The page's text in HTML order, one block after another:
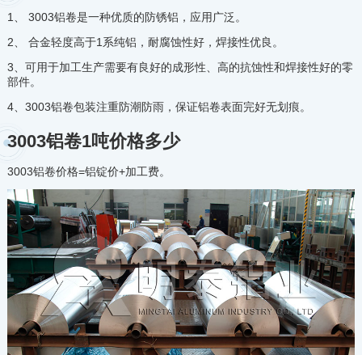
1、 3003铝卷是一种优质的防锈铝，应用广泛。
2、 合金轻度高于1系纯铝，耐腐蚀性好，焊接性优良。
3、可用于加工生产需要有良好的成形性、高的抗蚀性和焊接性好的零
部件。
4、3003铝卷包装注重防潮防雨，保证铝卷表面完好无划痕。
3003铝卷1吨价格多少
3003铝卷价格=铝锭价+加工费。